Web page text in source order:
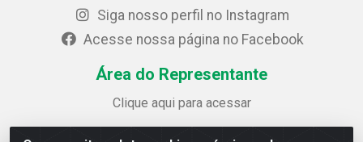
Siga nosso perfil no Instagram
Acesse nossa página no Facebook
Área do Representante
Clique aqui para acessar